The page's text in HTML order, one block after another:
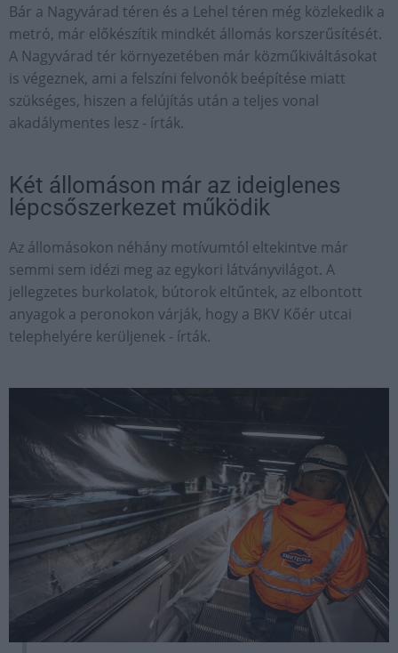
Bár a Nagyvárad téren és a Lehel téren még közlekedik a
metró, már előkészítik mindkét állomás korszerűsítését.
A Nagyvárad tér környezetében már közműkiváltásokat
is végeznek, ami a felszíni felvonók beépítése miatt
szükséges, hiszen a felújítás után a teljes vonal
akadálymentes lesz - írták.
Két állomáson már az ideiglenes
lépcsőszerkezet működik
Az állomásokon néhány motívumtól eltekintve már
semmi sem idézi meg az egykori látványvilágot. A
jellegzetes burkolatok, bútorok eltűntek, az elbontott
anyagok a peronokon várják, hogy a BKV Kőér utcai
telephelyére kerüljenek - írták.